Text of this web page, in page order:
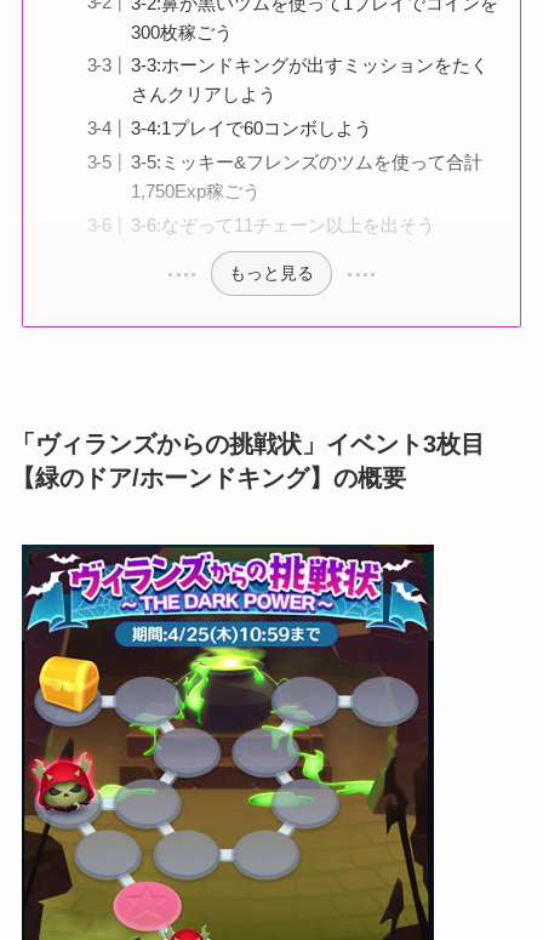
300枚稼ごう
3-3:ホーンドキングが出すミッションをたく
さんクリアしよう
3-4:1プレイで60コンボしよう
3-5:ミッキー&フレンズのツムを使って合計
1,750Exp稼ごう
3-6:なぞって11チェーン以上を出そう
もっと見る
「ヴィランズからの挑戦状」イベント3枚目
【緑のドア/ホーンドキング】の概要